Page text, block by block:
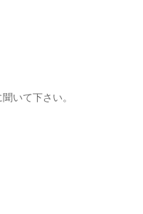
いて下さい。